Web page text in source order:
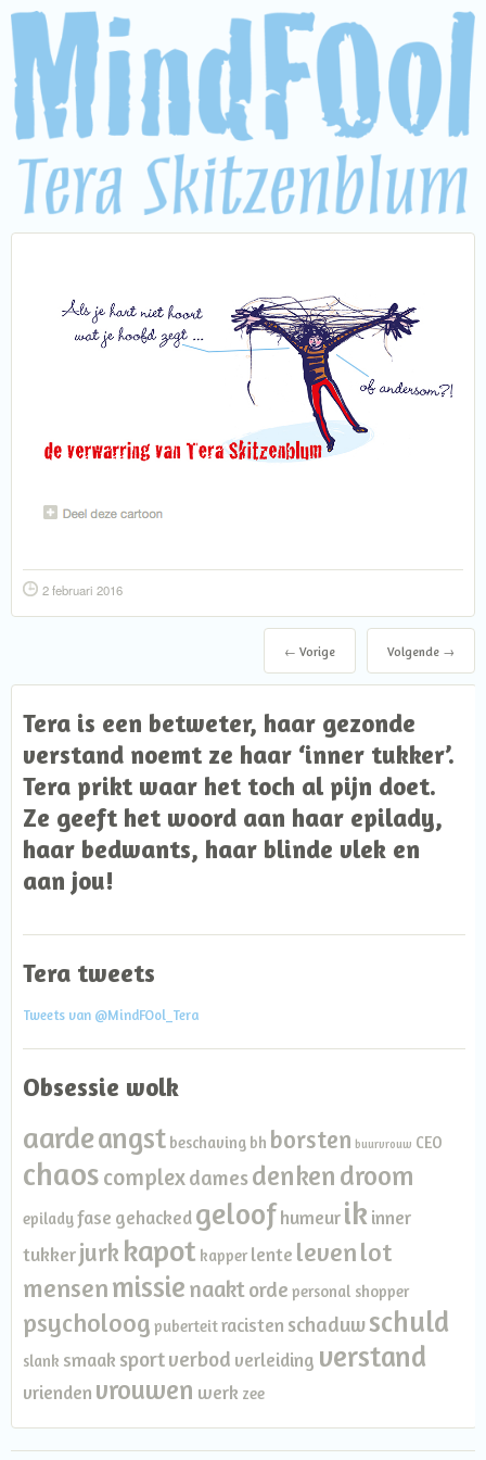
2 februari 2016
Volgende →
← Vorige
Tera is een betweter, haar gezonde
verstand noemt ze haar ‘inner tukker’.
Tera prikt waar het toch al pijn doet.
Ze geeft het woord aan haar epilady,
haar bedwants, haar blinde vlek en
aan jou!
Tera tweets
Tweets van @MindFOol_Tera
Obsessie wolk
aardeangst beschaving bh borsten buurvrouw CEO
chaos complexdamesdenken droom
epiladyfase gehackedgeloofhumeurik inner
tukkerjurk kapot kapper lente levenlot
mensenmissie naaktorde personal shopper
psycholoog puberteitracisten schaduwschuld
slank smaak sportverbod verleiding verstand
vrienden vrouwen werk zee